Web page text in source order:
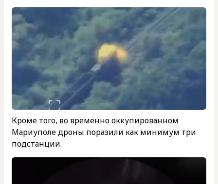
Кроме того, во временно оккупированном
Мариуполе дроны поразили как минимум три
подстанции.